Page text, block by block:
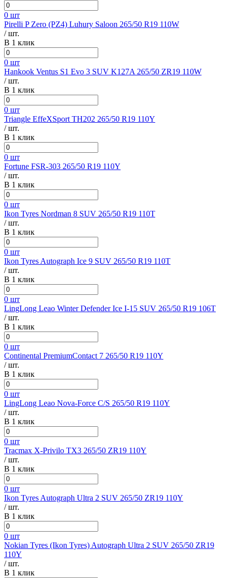
0 шт
Pirelli P Zero (PZ4) Luhury Saloon 265/50 R19 110W
/ шт.
В 1 клик
0 шт
Hankook Ventus S1 Evo 3 SUV K127A 265/50 ZR19 110W
/ шт.
В 1 клик
0 шт
Triangle EffeXSport TH202 265/50 R19 110Y
/ шт.
В 1 клик
0 шт
Fortune FSR-303 265/50 R19 110Y
/ шт.
В 1 клик
0 шт
Ikon Tyres Nordman 8 SUV 265/50 R19 110T
/ шт.
В 1 клик
0 шт
Ikon Tyres Autograph Ice 9 SUV 265/50 R19 110T
/ шт.
В 1 клик
0 шт
LingLong Leao Winter Defender Ice I-15 SUV 265/50 R19 106T
/ шт.
В 1 клик
0 шт
Continental PremiumContact 7 265/50 R19 110Y
/ шт.
В 1 клик
0 шт
LingLong Leao Nova-Force C/S 265/50 R19 110Y
/ шт.
В 1 клик
0 шт
Tracmax X-Privilo TX3 265/50 ZR19 110Y
/ шт.
В 1 клик
0 шт
Ikon Tyres Autograph Ultra 2 SUV 265/50 ZR19 110Y
/ шт.
В 1 клик
0 шт
Nokian Tyres (Ikon Tyres) Autograph Ultra 2 SUV 265/50 ZR19
110Y
/ шт.
В 1 клик